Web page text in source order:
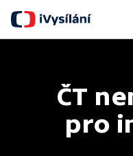
ČT
pro